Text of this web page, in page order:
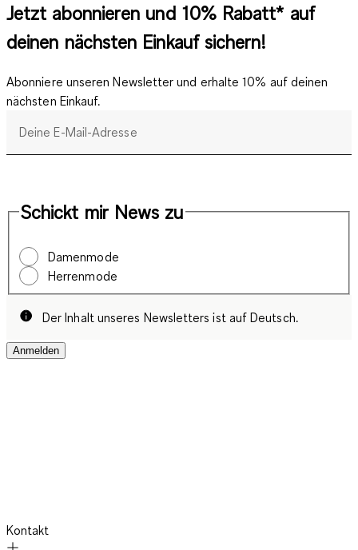
Jetzt abonnieren und 10% Rabatt* auf
deinen nächsten Einkauf sichern!
Abonniere unseren Newsletter und erhalte 10% auf deinen
nächsten Einkauf.
Deine E-Mail-Adresse
Schickt mir News zu
Damenmode
Herrenmode
Der Inhalt unseres Newsletters ist auf Deutsch.
Anmelden
Kontakt